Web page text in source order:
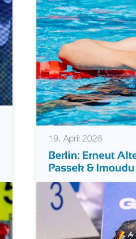
19. April 2026
Berlin: Erneut
Passek &